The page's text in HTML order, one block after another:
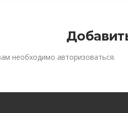
необходимо авторизоваться.